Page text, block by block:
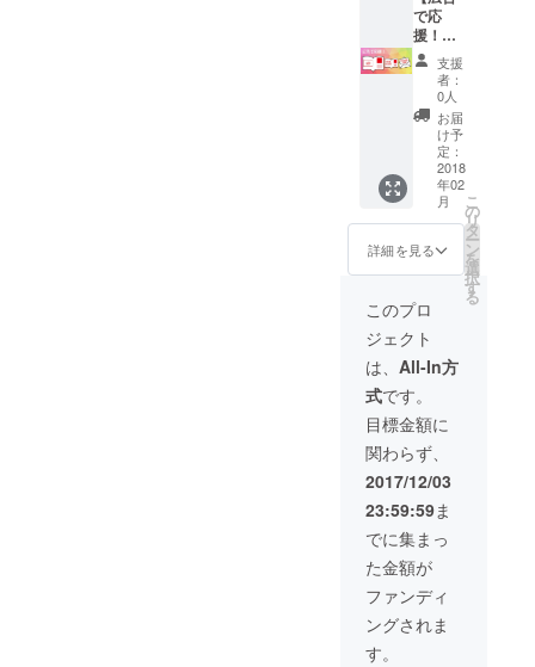
で応
援！】
・日韓
ミュー
ジカル
公演パ
ンフに
広告を
入れま
す（A4
フルカ
ラー
1/2P
枠）+
(A) ・パ
ンフに
お名前
記載
支援
者：
0人
お届
け予
定：
2018
年02
月
詳細を見る
こ
の
リ
タ
ー
ン
を
選
択
す
る
このプロ
ジェクト
は、 All-In方
式です。
目標金額に
関わらず、
2017/12/03
23:59:59ま
でに集まっ
た金額が
ファンディ
ングされま
す。